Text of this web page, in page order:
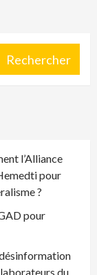
Rechercher
l’Alliance
pour
?
pour
du